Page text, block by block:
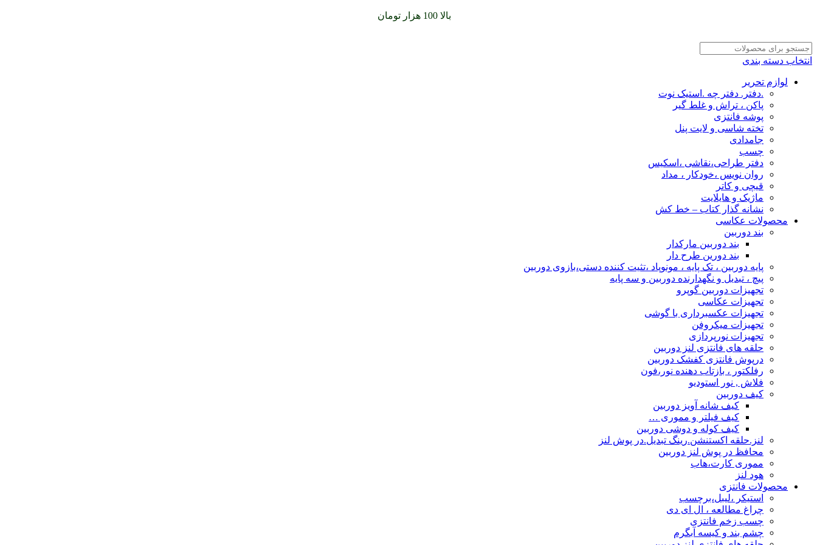
بالا 100 هزار تومان
انتخاب دسته بندی
لوازم تحریر
.دفتر. دفتر چه .استیک نوت
پاکن ، تراش و غلط گیر
پوشه فانتزی
تخته شاسی و لایت پنل
جامدادی
چسب
دفتر طراحی،نقاشی ،اسکیس
روان نویس ،خودکار ، مداد
قیچی و کاتر
ماژیک و هایلایت
نشانه گذار کتاب – خط کش
محصولات عکاسی
بند دوربین
بند دوربین مارکدار
بند دورین طرح دار
پایه دوربین ، تک پایه ، مونوپاد ،تثیت کننده دستی،بازوی دوربین
پیچ ، تبدیل و نگهدارنده دوربین و سه پایه
تجهیزات دوربین گوپرو
تجهیزات عکاسی
تجهیزات عکسبرداری با گوشی
تجهیزات میکروفن
تجهیزات نورپردازی
حلقه های فانتزی لنز دوربین
درپوش فانتزی کفشک دوربین
رفلکتور ، بازتاب دهنده نور،فون
فلاش , نور استودیو
کیف دوربین
کیف شانه آویز دوربین
کیف فیلتر و مموری …
کیف کوله و دوشی دوربین
لنز.حلقه اکستنشن.رینگ تبدیل.در پوش لنز
محافظ در پوش لنز دوربین
مموری کارت،هاب
هود لنز
محصولات فانتزی
استیکر ،لیبل،برچسب
چراغ مطالعه ، ال ای دی
چسب زخم فانتزی
چشم بند و کیسه آبگرم